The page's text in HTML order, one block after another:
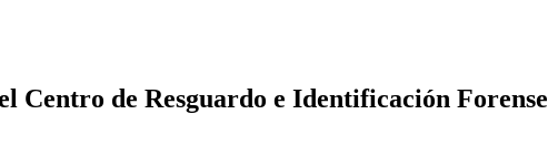
Centro de Resguardo e Identificación Forense